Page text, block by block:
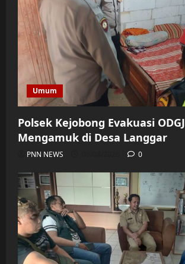
Umum
Polsek Kejobong Evakuasi ODGJ
Mengamuk di Desa Langgar
PNN NEWS 0